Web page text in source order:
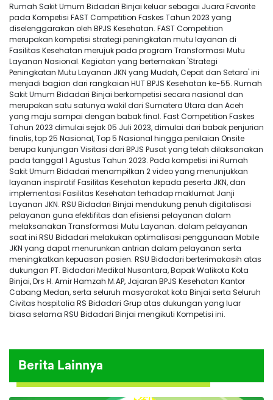
Rumah Sakit Umum Bidadari Binjai keluar sebagai Juara Favorite
pada Kompetisi FAST Competition Faskes Tahun 2023 yang
diselenggarakan oleh BPJS Kesehatan. FAST Competition
merupakan kompetisi strategi peningkatan mutu layanan di
Fasilitas Kesehatan merujuk pada program Transformasi Mutu
Layanan Nasional. Kegiatan yang bertemakan 'Strategi
Peningkatan Mutu Layanan JKN yang Mudah, Cepat dan Setara' ini
menjadi bagian dari rangkaian HUT BPJS Kesehatan ke-55. Rumah
Sakit Umum Bidadari Binjai berkompetisi secara nasional dan
merupakan satu satunya wakil dari Sumatera Utara dan Aceh
yang maju sampai dengan babak final. Fast Competition Faskes
Tahun 2023 dimulai sejak 05 Juli 2023, dimulai dari babak penjurian
finalis, top 25 Nasional, Top 5 Nasional hingga penilaian Onsite
berupa kunjungan Visitasi dari BPJS Pusat yang telah dilaksanakan
pada tanggal 1 Agustus Tahun 2023. Pada kompetisi ini Rumah
Sakit Umum Bidadari menampilkan 2 video yang menunjukkan
layanan inspiratif Fasilitas Kesehatan kepada peserta JKN, dan
implementasi Fasilitas Kesehatan terhadap maklumat Janji
Layanan JKN. RSU Bidadari Binjai mendukung penuh digitalisasi
pelayanan guna efektifitas dan efisiensi pelayanan dalam
melaksanakan Transformasi Mutu Layanan. dalam pelayanan
saat ini RSU Bidadari melakukan optimalisasi penggunaan Mobile
JKN yang dapat menurunkan antrian dalam pelayanan serta
meningkatkan kepuasan pasien. RSU Bidadari berterimakasih atas
dukungan PT. Bidadari Medikal Nusantara, Bapak Walikota Kota
Binjai, Drs H. Amir Hamzah M.AP, Jajaran BPJS Kesehatan Kantor
Cabang Medan, serta seluruh masyarakat kota Binjai serta Seluruh
Civitas hospitalia RS Bidadari Grup atas dukungan yang luar
biasa selama RSU Bidadari Binjai mengikuti Kompetisi ini.
Berita Lainnya